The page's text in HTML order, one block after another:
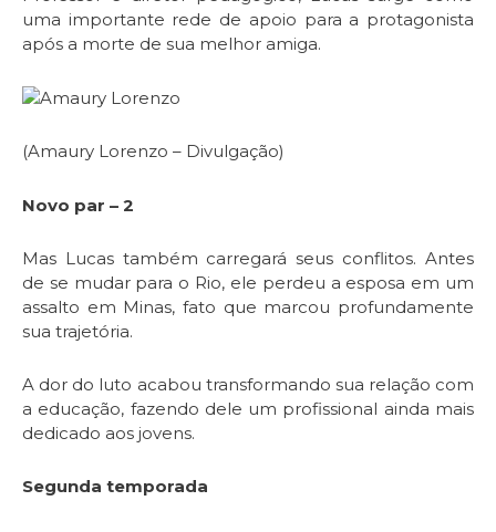
uma importante rede de apoio para a protagonista
após a morte de sua melhor amiga.
(Amaury Lorenzo – Divulgação)
Novo par – 2
Mas Lucas também carregará seus conflitos. Antes
de se mudar para o Rio, ele perdeu a esposa em um
assalto em Minas, fato que marcou profundamente
sua trajetória.
A dor do luto acabou transformando sua relação com
a educação, fazendo dele um profissional ainda mais
dedicado aos jovens.
Segunda temporada